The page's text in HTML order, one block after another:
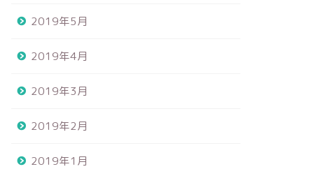
2019年5月
2019年4月
2019年3月
2019年2月
2019年1月